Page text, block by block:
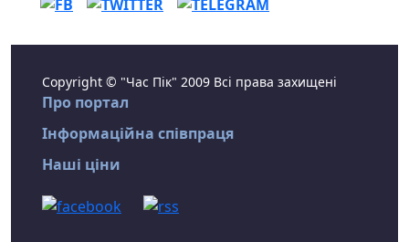
Copyright © "Час Пік" 2009 Всі права захищені
Про портал
Інформаційна співпраця
Наші ціни